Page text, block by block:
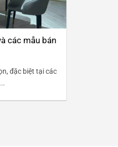
các mẫu bán
đặc biệt tại các